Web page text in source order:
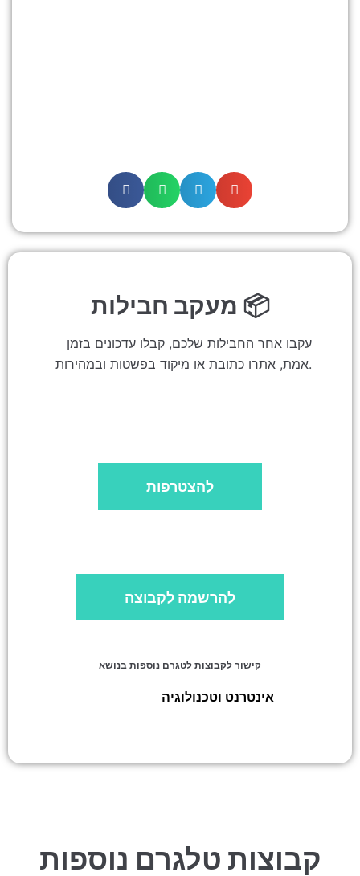
מעקב חבילות 📦
עקבו אחר החבילות שלכם, קבלו עדכונים בזמן
אמת, אתרו כתובת או מיקוד בפשטות ובמהירות.
להצטרפות
להרשמה לקבוצה
קישור לקבוצות לטגרם נוספות בנושא
אינטרנט וטכנולוגיהמעקב חבילות 📦
קבוצות טלגרם נוספות